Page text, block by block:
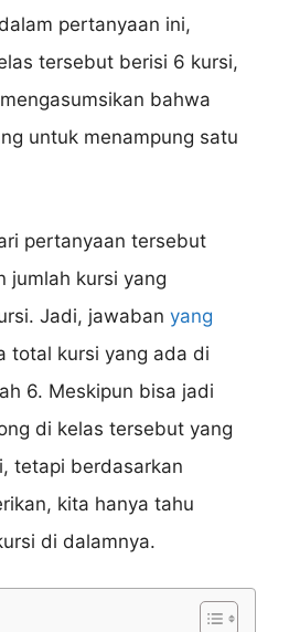
pertanyaan ini,
tersebut berisi 6 kursi,
bahwa
untuk menampung satu
pertanyaan tersebut
jumlah kursi yang
Jadi, jawaban yang
total kursi yang ada di
6. Meskipun bisa jadi
di kelas tersebut yang
tetapi berdasarkan
kita hanya tahu
di dalamnya.